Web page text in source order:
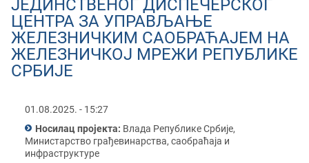
ЈЕДИНСТВЕНОГ ДИСПЕЧЕРСКОГ
ЦЕНТРА ЗА УПРАВЉАЊЕ
ЖЕЛЕЗНИЧКИМ САОБРАЋАЈЕМ НА
ЖЕЛЕЗНИЧКОЈ МРЕЖИ РЕПУБЛИКЕ
СРБИЈЕ
01.08.2025. - 15:27
Носилац пројекта: Влада Републике Србије,
Министарство грађевинарства, саобраћаја и
инфраструктуре